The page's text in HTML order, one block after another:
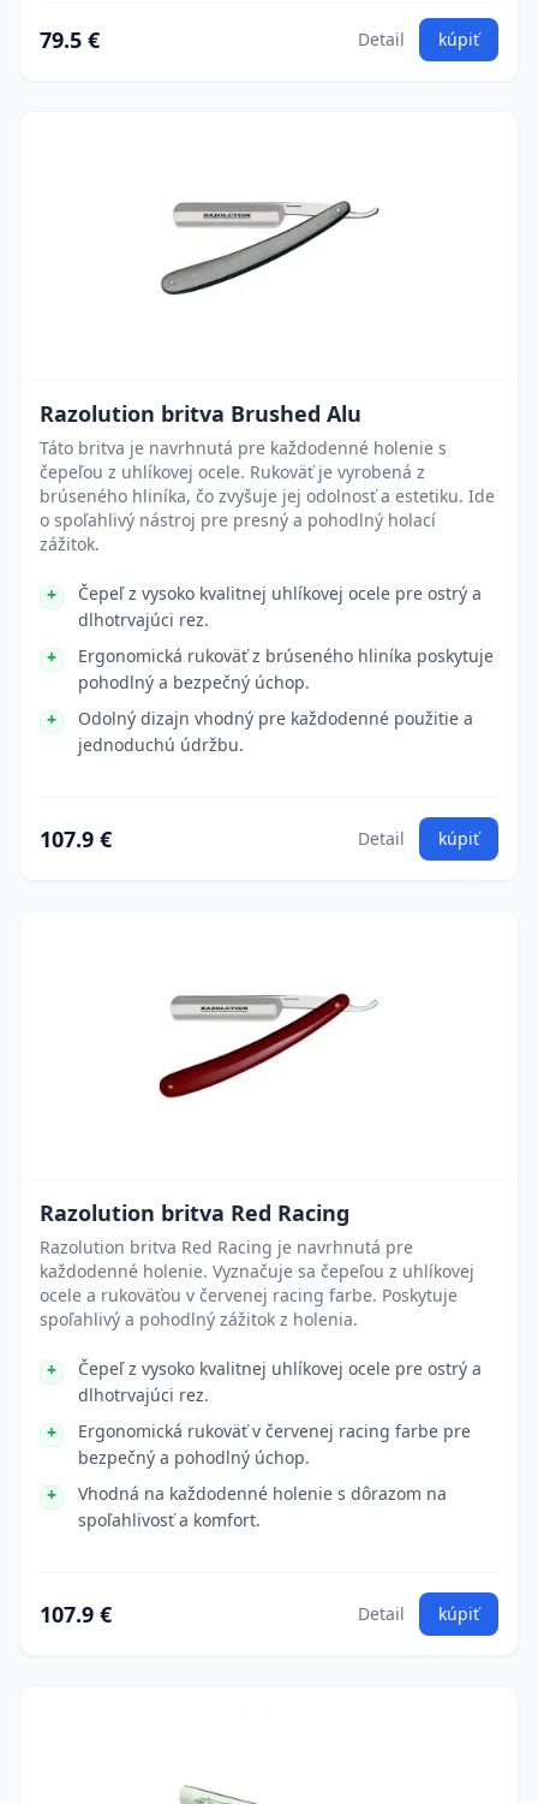
79.5 € Detail kúpiť
Razolution britva Brushed Alu
Táto britva je navrhnutá pre každodenné holenie s
čepeľou z uhlíkovej ocele. Rukoväť je vyrobená z
brúseného hliníka, čo zvyšuje jej odolnosť a estetiku. Ide
o spoľahlivý nástroj pre presný a pohodlný holací
zážitok.
Čepeľ z vysoko kvalitnej uhlíkovej ocele pre ostrý a
dlhotrvajúci rez.
Ergonomická rukoväť z brúseného hliníka poskytuje
pohodlný a bezpečný úchop.
Odolný dizajn vhodný pre každodenné použitie a
jednoduchú údržbu.
107.9 € Detail kúpiť
Razolution britva Red Racing
Razolution britva Red Racing je navrhnutá pre
každodenné holenie. Vyznačuje sa čepeľou z uhlíkovej
ocele a rukoväťou v červenej racing farbe. Poskytuje
spoľahlivý a pohodlný zážitok z holenia.
Čepeľ z vysoko kvalitnej uhlíkovej ocele pre ostrý a
dlhotrvajúci rez.
Ergonomická rukoväť v červenej racing farbe pre
bezpečný a pohodlný úchop.
Vhodná na každodenné holenie s dôrazom na
spoľahlivosť a komfort.
107.9 € Detail kúpiť